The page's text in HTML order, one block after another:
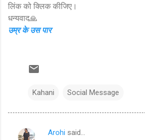
लिंक को क्लिक कीजिए।
धन्यवाद🙏
उम्र के उस पार
Kahani Social Message
C
Arohi said…